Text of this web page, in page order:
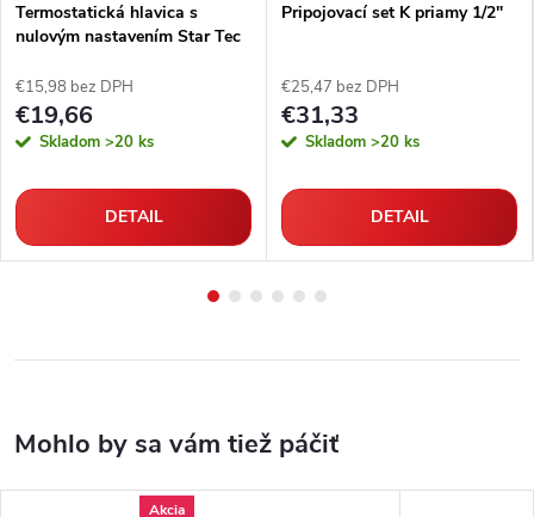
Termostatická hlavica s
nulovým nastavením Star Tec
€15,98 bez DPH
€19,66
Skladom >20 ks
DETAIL
Pripojovací set K priamy 1/2"
€25,47 bez DPH
€31,33
Skladom >20 ks
DETAIL
Akcia